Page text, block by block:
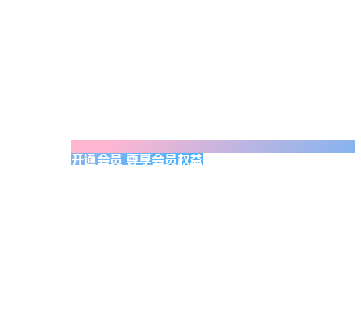
开通会员 尊享会员权益